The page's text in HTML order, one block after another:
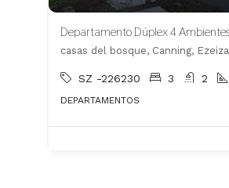
casas del bosque, Canning, Ezeiza
SZ -226230 3 2
DEPARTAMENTOS